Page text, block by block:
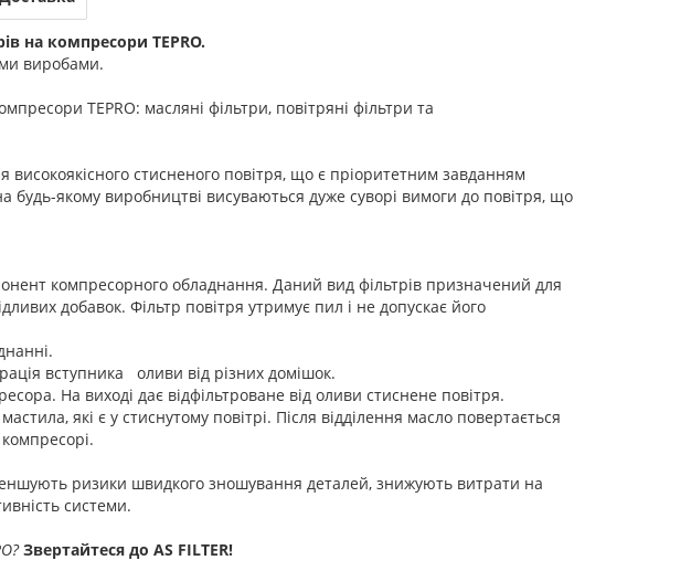
на компресори TEPRO.
виробами.
TEPRO: масляні фільтри, повітряні фільтри та
високоякісного стисненого повітря, що є пріоритетним завданням
будь-якому виробництві висуваються дуже суворі вимоги до повітря, що
компресорного обладнання. Даний вид фільтрів призначений для
добавок. Фільтр повітря утримує пил і не допускає його
вступника оливи від різних домішок.
На виході дає відфільтроване від оливи стиснене повітря.
які є у стиснутому повітрі. Після відділення масло повертається
ризики швидкого зношування деталей, знижують витрати на
системи.
Звертайтеся до AS FILTER!